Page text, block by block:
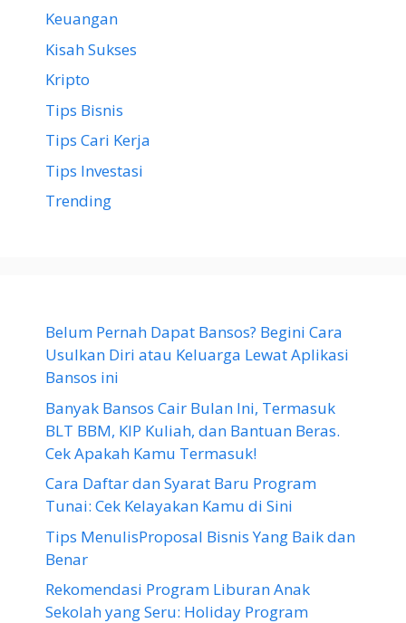
Keuangan
Kisah Sukses
Kripto
Tips Bisnis
Tips Cari Kerja
Tips Investasi
Trending
Belum Pernah Dapat Bansos? Begini Cara
Usulkan Diri atau Keluarga Lewat Aplikasi
Bansos ini
Banyak Bansos Cair Bulan Ini, Termasuk
BLT BBM, KIP Kuliah, dan Bantuan Beras.
Cek Apakah Kamu Termasuk!
Cara Daftar dan Syarat Baru Program
Tunai: Cek Kelayakan Kamu di Sini
Tips MenulisProposal Bisnis Yang Baik dan
Benar
Rekomendasi Program Liburan Anak
Sekolah yang Seru: Holiday Program